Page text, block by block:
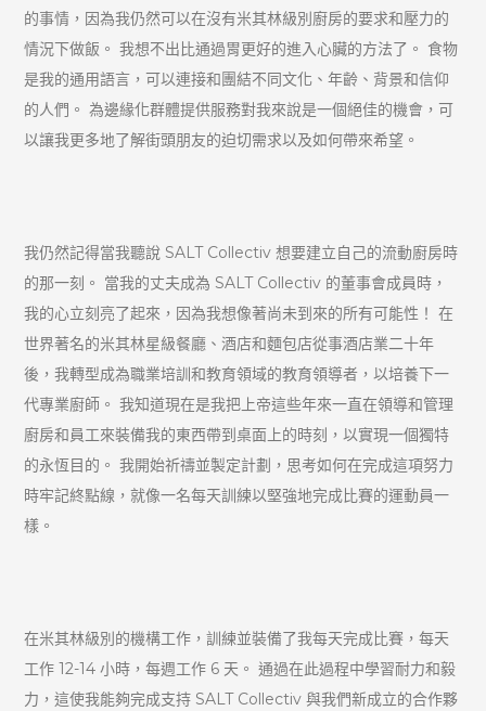
的事情，因為我仍然可以在沒有米其林級別廚房的要求和壓力的
情況下做飯。 我想不出比通過胃更好的進入心臟的方法了。 食物
是我的通用語言，可以連接和團結不同文化、年齡、背景和信仰
的人們。 為邊緣化群體提供服務對我來說是一個絕佳的機會，可
以讓我更多地了解街頭朋友的迫切需求以及如何帶來希望。
我仍然記得當我聽說 SALT Collectiv 想要建立自己的流動廚房時
的那一刻。 當我的丈夫成為 SALT Collectiv 的董事會成員時，
我的心立刻亮了起來，因為我想像著尚未到來的所有可能性！ 在
世界著名的米其林星級餐廳、酒店和麵包店從事酒店業二十年
後，我轉型成為職業培訓和教育領域的教育領導者，以培養下一
代專業廚師。 我知道現在是我把上帝這些年來一直在領導和管理
廚房和員工來裝備我的東西帶到桌面上的時刻，以實現一個獨特
的永恆目的。 我開始祈禱並製定計劃，思考如何在完成這項努力
時牢記終點線，就像一名每天訓練以堅強地完成比賽的運動員一
樣。
在米其林級別的機構工作，訓練並裝備了我每天完成比賽，每天
工作 12-14 小時，每週工作 6 天。 通過在此過程中學習耐力和毅
力，這使我能夠完成支持 SALT Collectiv 與我們新成立的合作夥